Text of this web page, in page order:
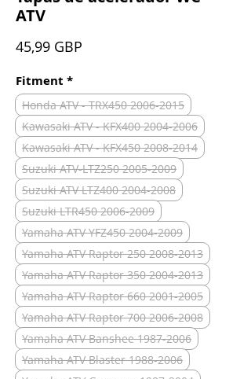
ATV
45,99 GBP
Fitment *
Honda ATV - TRX450 2006-2015
Kawasaki ATV - KFX400 2004-2006
Kawasaki ATV - KFX450 2008-2014
Suzuki ATV-LTZ250 2005-2009
Suzuki ATV LTZ400 2004-2008
Suzuki LTR450 2006-2009
Yamaha ATV YFZ450 2004-2009
Yamaha ATV Raptor 250 2008-2013
Yamaha ATV Raptor 350 2004-2013
Yamaha ATV Raptor 660 2001-2005
Yamaha ATV Raptor 700 2006-2008
Yamaha ATV Banshee 1987-2006
Yamaha ATV Blaster 1988-2006